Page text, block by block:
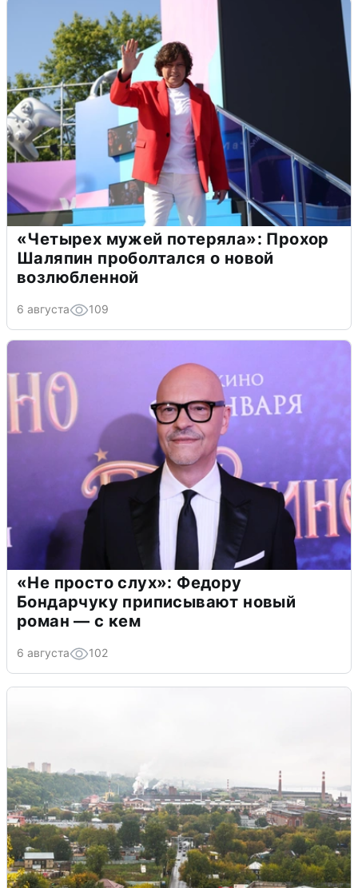
«Четырех мужей потеряла»: Прохор
Шаляпин проболтался о новой
возлюбленной
6 августа 109
«Не просто слух»: Федору
Бондарчуку приписывают новый
роман — с кем
6 августа 102